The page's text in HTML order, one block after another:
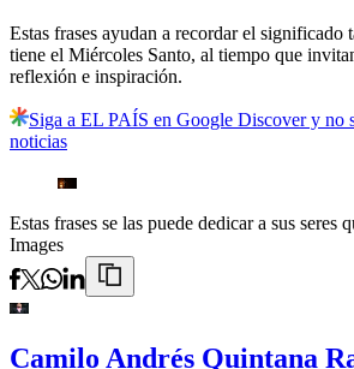
Estas frases ayudan a recordar el significado
tiene el Miércoles Santo, al tiempo que
reflexión e inspiración.
Siga a EL PAÍS en Google Discover y no
noticias
Estas frases se las puede dedicar a sus seres
Images
Camilo Andrés Quintana